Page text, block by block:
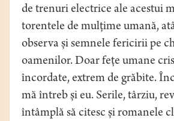
de trenuri electrice ale acestui
torentele de mulțime umană,
observa și semnele fericirii pe
oamenilor. Doar fețe umane
încordate, extrem de grăbite.
mă întreb și eu. Serile, târziu,
întâmplă să citesc și romanele